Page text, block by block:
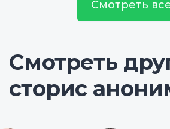
Смотреть
Смотреть
сторис